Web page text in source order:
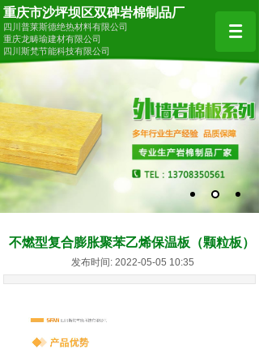
四川普莱斯德绝热材料有限公司
重庆龙畴瑜建材有限公司
四川斯梵节能科技有限公司
重庆市沙坪坝区双碑岩棉制品厂
不燃型复合膨胀聚苯乙烯保温板（颗粒板）
发布时间: 2022-05-05 10:35